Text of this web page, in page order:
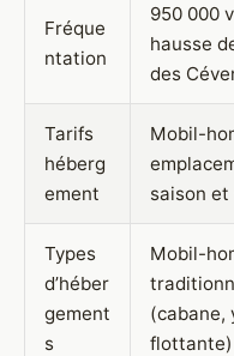
Fréque
ntation
950 000
hausse
des
Tarifs
héberg
ement
Mobil-
saison
Types
d’héber
gement
s
Mobil-
(cabane,
flottante)